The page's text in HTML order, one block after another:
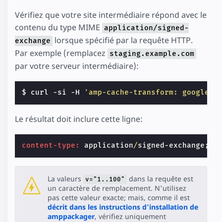
Vérifiez que votre site intermédiaire répond avec le
contenu du type MIME application/signed-
exchange lorsque spécifié par la requête HTTP.
Par exemple (remplacez staging.example.com
par votre serveur intermédiaire):
$ curl -si -H 'amp-cache-transform:
Le résultat doit inclure cette ligne:
content-type: application/signed-exchange ;
La valeurs v="1..100"
dans la requête est
un caractère de remplacement. N'utilisez
pas cette valeur exacte; mais, comme il est
décrit dans les instructions d'installation de
amppackager, vérifiez uniquement